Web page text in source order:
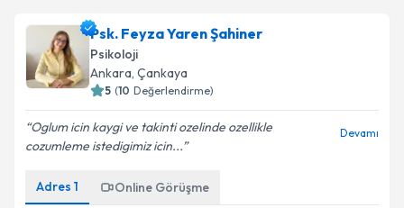
Psk. Feyza Yaren Şahiner
Psikoloji
Ankara, Çankaya
5 (10 Değerlendirme)
Oglum icin kaygi ve takinti ozelinde ozellikle
cozumleme istedigimiz icin...
Devamı
Adres 1 Online Görüşme